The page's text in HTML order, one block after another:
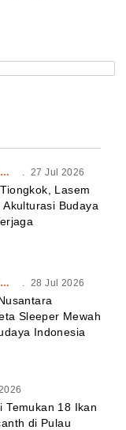
INSPIRASI INDONESIA . 27 Jul 2026
Lasem
Budaya
INSPIRASI INDONESIA . 28 Jul 2026
Sleeper Mewah
Indonesia
Temukan 18 Ikan
di Pulau